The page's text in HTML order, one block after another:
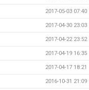
2017-05-03 07:40
2017-04-30 23:03
2017-04-22 23:52
2017-04-19 16:35
2017-04-17 18:21
2016-10-31 21:09